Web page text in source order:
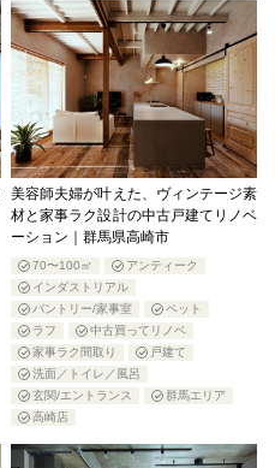
美容師夫婦が叶えた、ヴィンテージ素
材と家事ラク設計の中古戸建てリノベ
ーション｜群馬県高崎市
70〜100㎡
アンティーク
インダストリアル
パントリー/家事室
ペット
ラフ
中古買ってリノベ
家事ラク間取り
戸建て
洗面／トイレ／風呂
玄関/エントランス
群馬エリア
高崎店